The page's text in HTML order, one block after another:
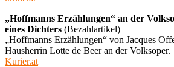
„Hoffmanns Erzählungen“ an der
eines Dichters (Bezahlartikel)
„Hoffmanns Erzählungen“ von Jacques
Hausherrin Lotte de Beer an der Volksoper.
Kurier.at